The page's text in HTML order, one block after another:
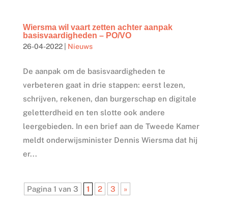
Wiersma wil vaart zetten achter aanpak
basisvaardigheden – PO/VO
26-04-2022| Nieuws
De aanpak om de basisvaardigheden te
verbeteren gaat in drie stappen: eerst lezen,
schrijven, rekenen, dan burgerschap en digitale
geletterdheid en ten slotte ook andere
leergebieden. In een brief aan de Tweede Kamer
meldt onderwijsminister Dennis Wiersma dat hij
er...
Pagina 1 van 3 1 2 3 »